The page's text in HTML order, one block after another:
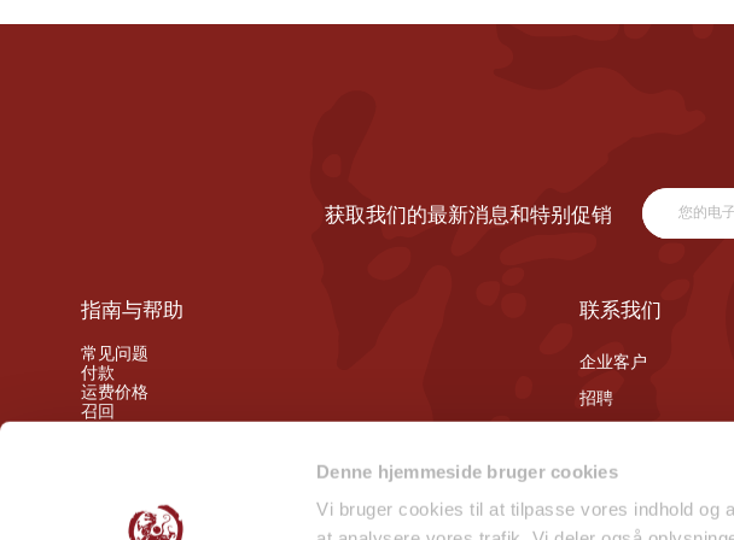
Denne hjemmeside bruger cookies
Vi bruger cookies til at tilpasse vores indhold og
获取我们的最新消息和特别促销
指南与帮助
常见问题
付款
运费价格
召回
联系我们
企业客户
招聘